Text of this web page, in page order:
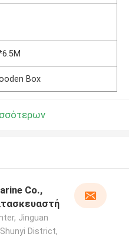
Box
Co.,
Jinguan
District,